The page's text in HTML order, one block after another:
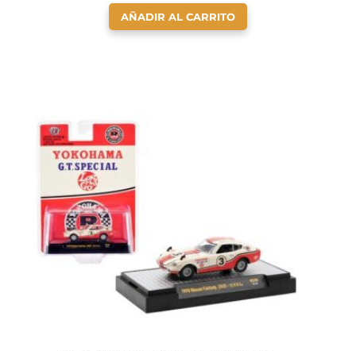
AÑADIR AL CARRITO